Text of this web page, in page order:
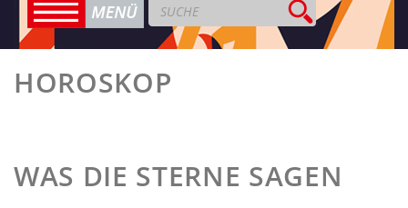
HOROSKOP
WAS DIE STERNE SAGEN